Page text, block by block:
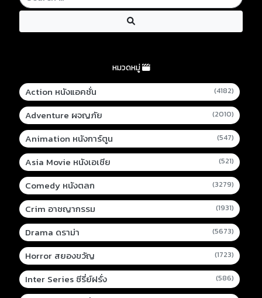
หมวดหมู่
Action หนังแอคชั่น (4182)
Adventure ผจญภัย (2010)
Animation หนังการ์ตูน (547)
Asia Movie หนังเอเชีย (521)
Comedy หนังตลก (3279)
Crim อาชญากรรม (1931)
Drama ดราม่า (5673)
Horror สยองขวัญ (1723)
Inter Series ซีรี่ย์ฝรั่ง (586)